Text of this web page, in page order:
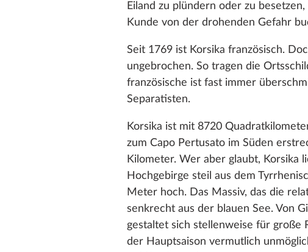
Eiland zu plündern oder zu
Kunde von der drohenden Gefahr
Seit 1769 ist Korsika französisch.
ungebrochen. So tragen die
französische ist fast immer
Separatisten.
Korsika ist mit 8720
zum Capo Pertusato im Süden
Kilometer. Wer aber glaubt, Korsika
Hochgebirge steil aus dem
Meter hoch. Das Massiv, das die
senkrecht aus der blauen See. Von
gestaltet sich stellenweise für große
der Hauptsaison vermutlich